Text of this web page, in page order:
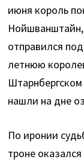
июня король
отправился
летнюю
нашли на дне
По иронии
троне